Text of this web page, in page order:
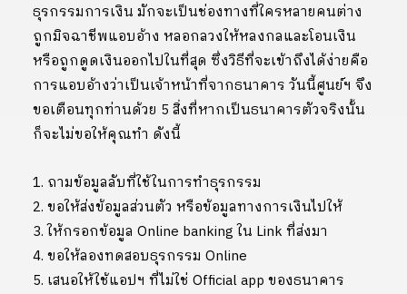
ธุรกรรมการเงิน มักจะเป็นช่องทางที่ใครหลายคนต่าง
ถูกมิจฉาชีพแอบอ้าง หลอกลวงให้หลงกลและโอนเงิน
หรือถูกดูดเงินออกไปในที่สุด ซึ่งวิธีที่จะเข้าถึงได้ง่ายคือ
การแอบอ้างว่าเป็นเจ้าหน้าที่จากธนาคาร วันนี้ศูนย์ฯ จึง
ขอเตือนทุกท่านด้วย 5 สิ่งที่หากเป็นธนาคารตัวจริงนั้น
ก็จะไม่ขอให้คุณทำ ดังนี้
1. ถามข้อมูลลับที่ใช้ในการทำธุรกรรม
2. ขอให้ส่งข้อมูลส่วนตัว หรือข้อมูลทางการเงินไปให้
3. ให้กรอกข้อมูล Online banking ใน Link ที่ส่งมา
4. ขอให้ลองทดสอบธุรกรรม Online
5. เสนอให้ใช้แอปฯ ที่ไม่ใช่ Official app ของธนาคาร